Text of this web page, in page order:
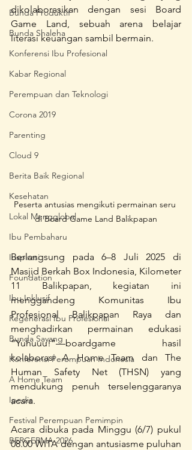
Bunda Produktif
Bunda Shaleha
Konferensi Ibu Profesional
Kabar Regional
Perempuan dan Teknologi
Corona 2019
Parenting
Cloud 9
Berita Baik Regional
Kesehatan
Lokal Mengglobal
Ibu Pembaharu
Inspirasi
Foundation
Ibu Inklusif
Regenerasi Ibu Profesional
Bunda Sayang
Konferensi Perempuan Indonesia
A Home Team
Ipedia
Festival Perempuan Pemimpin
BERGERMA 2026
dikolaborasikan dengan sesi Board
Game Land, sebuah arena belajar
literasi keuangan sambil bermain.
Peserta antusias mengikuti permainan seru
di Board Game Land Balikpapan
Berlangsung pada 6–8 Juli 2025 di
Masjid Berkah Box Indonesia, Kilometer
11 Balikpapan, kegiatan ini
menggandeng Komunitas Ibu
Profesional Balikpapan Raya dan
menghadirkan permainan edukasi
“Yuhuuu!”—boardgame hasil
kolaborasi A Home Team dan The
Human Safety Net (THSN) yang
mendukung penuh terselenggaranya
acara.
Acara dibuka pada Minggu (6/7) pukul
08.00 WITA dengan antusiasme puluhan